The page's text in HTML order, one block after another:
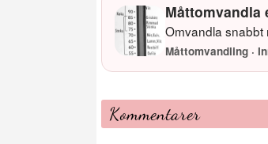
Måttomvandla
Omvandla snabbt
Måttomvandling ·
Kommentarer